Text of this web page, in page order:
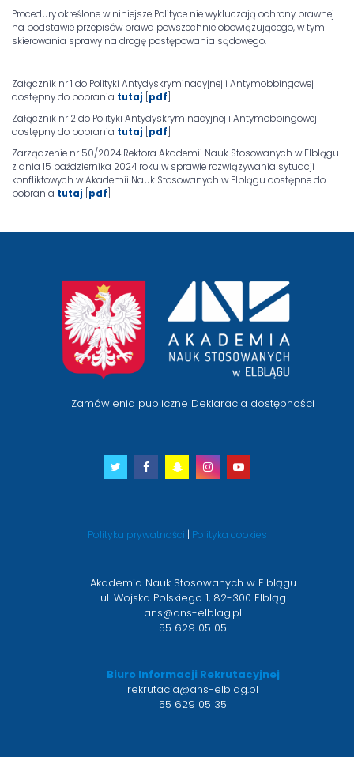
Procedury określone w niniejsze Polityce nie wykluczają ochrony prawnej
na podstawie przepisów prawa powszechnie obowiązującego, w tym
skierowania sprawy na drogę postępowania sądowego.
Załącznik nr 1 do Polityki Antydyskryminacyjnej i Antymobbingowej
dostępny do pobrania tutaj pdf
Załącznik nr 2 do Polityki Antydyskryminacyjnej i Antymobbingowej
dostępny do pobrania tutaj pdf
Zarządzenie nr 50/2024 Rektora Akademii Nauk Stosowanych w Elblągu
z dnia 15 października 2024 roku w sprawie rozwiązywania sytuacji
konfliktowych w Akademii Nauk Stosowanych w Elblągu dostępne do
pobrania tutaj pdf
Zamówienia publiczne Deklaracja dostępności
Twitter
otwiera
nowym
Facebook
otwiera
nowym
Snapchat
otwiera
nowym
Instagram
otwiera
nowym
Youtube
otwiera
nowym
Polityka prywatności | Polityka cookies
Akademia Nauk Stosowanych w Elblągu
ul. Wojska Polskiego 1, 82-300 Elbląg
ans@ans-elblag.pl
55 629 05 05
Biuro Informacji Rekrutacyjnej
rekrutacja@ans-elblag.pl
55 629 05 35